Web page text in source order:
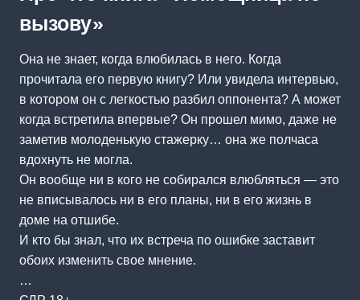
вызову»
Она не знает, когда влюбилась в него. Когда
прочитала его первую книгу? Или увидела интервью,
в котором он с легкостью разбил оппонента? А может
когда встретила впервые? Он прошел мимо, даже не
заметив молоденькую стажерку… она же полчаса
вдохнуть не могла.
Он вообще ни в кого не собирался влюбляться — это
не вписывалось ни в его планы, ни в его жизнь в
доме на отшибе.
И кто бы знал, что их встреча по ошибке заставит
обоих изменить свое мнение.
…